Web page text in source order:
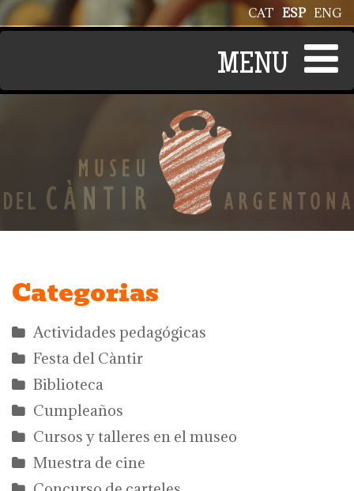
Pasar al contenido principal ENG
ESP
CAT
Categorias
Actividades pedagógicas
Festa del Càntir
Biblioteca
Cumpleaños
Cursos y talleres en el museo
Muestra de cine